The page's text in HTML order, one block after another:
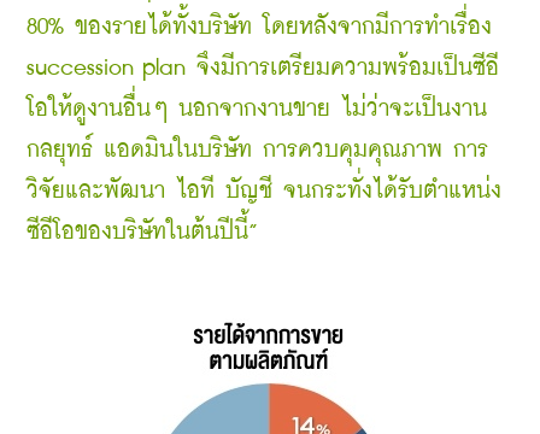
80% ของรายได้ทั้งบริษัท โดยหลังจากมีการทำเรื่อง
succession plan จึงมีการเตรียมความพร้อมเป็นซีอี
โอให้ดูงานอื่นๆ นอกจากงานขาย ไม่ว่าจะเป็นงาน
กลยุทธ์ แอดมินในบริษัท การควบคุมคุณภาพ การ
วิจัยและพัฒนา ไอที บัญชี จนกระทั่งได้รับตำแหน่ง
ซีอีโอของบริษัทในต้นปีนี้”